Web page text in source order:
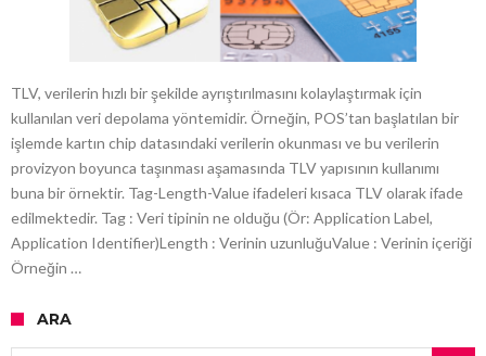
TLV, verilerin hızlı bir şekilde ayrıştırılmasını kolaylaştırmak için
kullanılan veri depolama yöntemidir. Örneğin, POS’tan başlatılan bir
işlemde kartın chip datasındaki verilerin okunması ve bu verilerin
provizyon boyunca taşınması aşamasında TLV yapısının kullanımı
buna bir örnektir. Tag-Length-Value ifadeleri kısaca TLV olarak ifade
edilmektedir. Tag : Veri tipinin ne olduğu (Ör: Application Label,
Application Identifier)Length : Verinin uzunluğuValue : Verinin içeriği
Örneğin …
ARA
Arama: